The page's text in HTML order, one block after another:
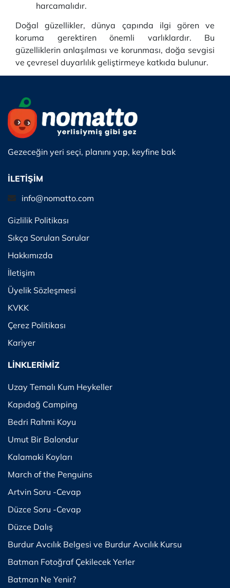
harcamalıdır.
Doğal güzellikler, dünya çapında ilgi gören ve
koruma gerektiren önemli varlıklardır. Bu
güzelliklerin anlaşılması ve korunması, doğa sevgisi
ve çevresel duyarlılık geliştirmeye katkıda bulunur.
Gezeceğin yeri seçi, planını yap, keyfine bak
İLETİŞİM
info@nomatto.com
Gizlilik Politikası
Sıkça Sorulan Sorular
Hakkımızda
İletişim
Üyelik Sözleşmesi
KVKK
Çerez Politikası
Kariyer
LİNKLERİMİZ
Uzay Temalı Kum Heykeller
Kapıdağ Camping
Bedri Rahmi Koyu
Umut Bir Balondur
Kalamaki Koyları
March of the Penguins
Artvin Soru -Cevap
Düzce Soru -Cevap
Düzce Dalış
Burdur Avcılık Belgesi ve Burdur Avcılık Kursu
Batman Fotoğraf Çekilecek Yerler
Batman Ne Yenir?